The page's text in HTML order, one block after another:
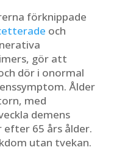
förknippade
och
gör att
dör i onormal
Ålder
med
demens
65 års ålder.
utan tvekan.